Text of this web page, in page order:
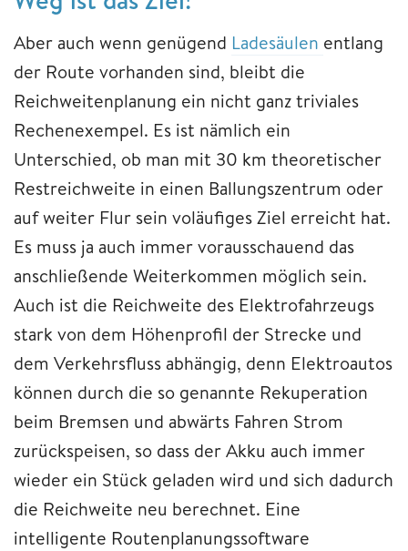
Aber auch wenn genügend Ladesäulen entlang
der Route vorhanden sind, bleibt die
Reichweitenplanung ein nicht ganz triviales
Rechenexempel. Es ist nämlich ein
Unterschied, ob man mit 30 km theoretischer
Restreichweite in einen Ballungszentrum oder
auf weiter Flur sein voläufiges Ziel erreicht hat.
Es muss ja auch immer vorausschauend das
anschließende Weiterkommen möglich sein.
Auch ist die Reichweite des Elektrofahrzeugs
stark von dem Höhenprofil der Strecke und
dem Verkehrsfluss abhängig, denn Elektroautos
können durch die so genannte Rekuperation
beim Bremsen und abwärts Fahren Strom
zurückspeisen, so dass der Akku auch immer
wieder ein Stück geladen wird und sich dadurch
die Reichweite neu berechnet. Eine
intelligente Routenplanungssoftware